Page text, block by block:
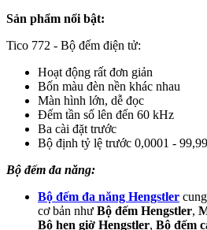
Sản phẩm nổi bật:
Tico 772 - Bộ đếm điện tử:
Hoạt động rất đơn giản
Bốn màu đèn nền khác nhau
Màn hình lớn, dễ đọc
Đếm tần số lên đến 60 kHz
Ba cài đặt trước
Bộ định tỷ lệ trước 0,0001 -
Bộ đếm đa năng:
Bộ đếm đa năng Hengstler
cơ bản như Bộ đếm Hengstler,
Bộ hẹn giờ Hengstler, Bộ đếm